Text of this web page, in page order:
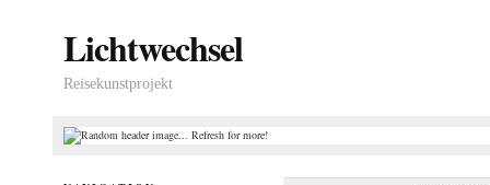
Lichtwechsel
Reisekunstprojekt